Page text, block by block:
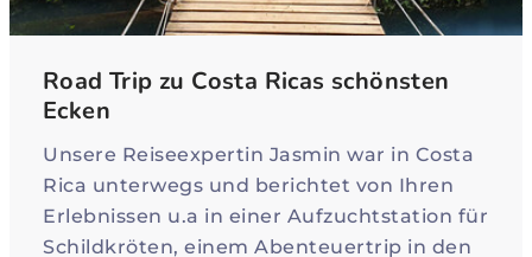
Road Trip zu Costa Ricas schönsten
Ecken
Unsere Reiseexpertin Jasmin war in Costa
Rica unterwegs und berichtet von Ihren
Erlebnissen u.a in einer Aufzuchtstation für
Schildkröten, einem Abenteuertrip in den